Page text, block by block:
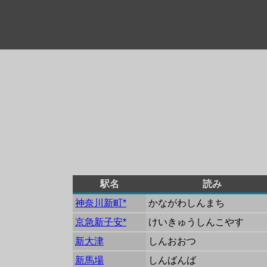
駅名
読み
神奈川新町*
かながわしんまち
京急新子安*
けいきゅうしんこやす
新大津
しんおおつ
新馬場
しんばんば